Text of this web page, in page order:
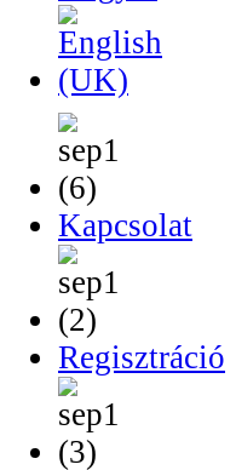
Kapcsolat
Regisztráció